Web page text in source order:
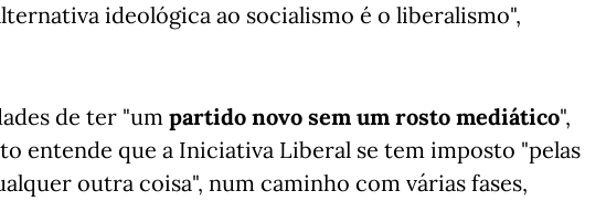
ideológica ao socialismo é o liberalismo",
de ter "um partido novo sem um rosto mediático",
entende que a Iniciativa Liberal se tem imposto "pelas
outra coisa", num caminho com várias fases,